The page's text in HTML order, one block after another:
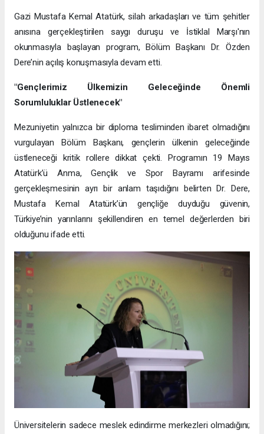
Gazi Mustafa Kemal Atatürk, silah arkadaşları ve tüm şehitler
anısına gerçekleştirilen saygı duruşu ve İstiklal Marşı'nın
okunmasıyla başlayan program, Bölüm Başkanı Dr. Özden
Dere’nin açılış konuşmasıyla devam etti.
"Gençlerimiz Ülkemizin Geleceğinde Önemli
Sorumluluklar Üstlenecek"
Mezuniyetin yalnızca bir diploma tesliminden ibaret olmadığını
vurgulayan Bölüm Başkanı, gençlerin ülkenin geleceğinde
üstleneceği kritik rollere dikkat çekti. Programın 19 Mayıs
Atatürk’ü Anma, Gençlik ve Spor Bayramı arifesinde
gerçekleşmesinin ayrı bir anlam taşıdığını belirten Dr. Dere,
Mustafa Kemal Atatürk’ün gençliğe duyduğu güvenin,
Türkiye’nin yarınlarını şekillendiren en temel değerlerden biri
olduğunu ifade etti.
Üniversitelerin sadece meslek edindirme merkezleri olmadığını;